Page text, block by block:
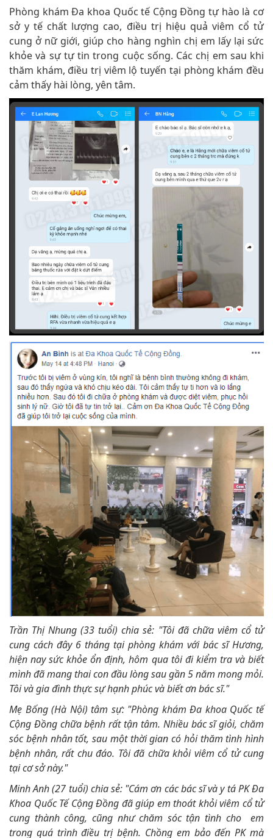
Phòng khám Đa khoa Quốc tế Cộng Đồng tự hào là cơ
sở y tế chất lượng cao, điều trị hiệu quả viêm cổ tử
cung ở nữ giới, giúp cho hàng nghìn chị em lấy lại sức
khỏe và sự tự tin trong cuộc sống. Các chị em sau khi
thăm khám, điều trị viêm lộ tuyến tại phòng khám đều
cảm thấy hài lòng, yên tâm.
Trần Thị Nhung (33 tuổi) chia sẻ: "Tôi đã chữa viêm cổ tử
cung cách đây 6 tháng tại phòng khám với bác sĩ Hương,
hiện nay sức khỏe ổn định, hôm qua tôi đi kiểm tra và biết
mình đã mang thai con đầu lòng sau gần 5 năm mong mỏi.
Tôi và gia đình thực sự hạnh phúc và biết ơn bác sĩ."
Mẹ Bống (Hà Nội) tâm sự: "Phòng khám Đa khoa Quốc tế
Cộng Đồng chữa bệnh rất tận tâm. Nhiều bác sĩ giỏi, chăm
sóc bệnh nhân tốt, sau một thời gian có hỏi thăm tình hình
bệnh nhân, rất chu đáo. Tôi đã chữa khỏi viêm cổ tử cung
tại cơ sở này."
Minh Anh (27 tuổi) chia sẻ: "Cám ơn các bác sĩ và y tá PK Đa
Khoa Quốc Tế Cộng Đồng đã giúp em thoát khỏi viêm cổ tử
cung thành công, cũng như chăm sóc tận tình cho em
trong quá trình điều trị bệnh. Chồng em bảo đến PK mà